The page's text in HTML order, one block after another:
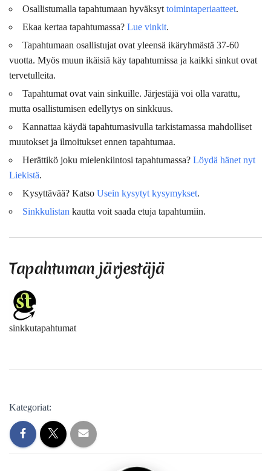
Osallistumalla tapahtumaan hyväksyt toimintaperiaatteet.
Ekaa kertaa tapahtumassa? Lue vinkit.
Tapahtumaan osallistujat ovat yleensä ikäryhmästä 37-60
vuotta. Myös muun ikäisiä käy tapahtumissa ja kaikki sinkut ovat
tervetulleita.
Tapahtumat ovat vain sinkuille. Järjestäjä voi olla varattu,
mutta osallistumisen edellytys on sinkkuus.
Kannattaa käydä tapahtumasivulla tarkistamassa mahdolliset
muutokset ja ilmoitukset ennen tapahtumaa.
Herättikö joku mielenkiintosi tapahtumassa? Löydä hänet nyt
Liekistä.
Kysyttävää? Katso Usein kysytyt kysymykset.
Sinkkulistan kautta voit saada etuja tapahtumiin.
Tapahtuman järjestäjä
sinkkutapahtumat
Kategoriat: